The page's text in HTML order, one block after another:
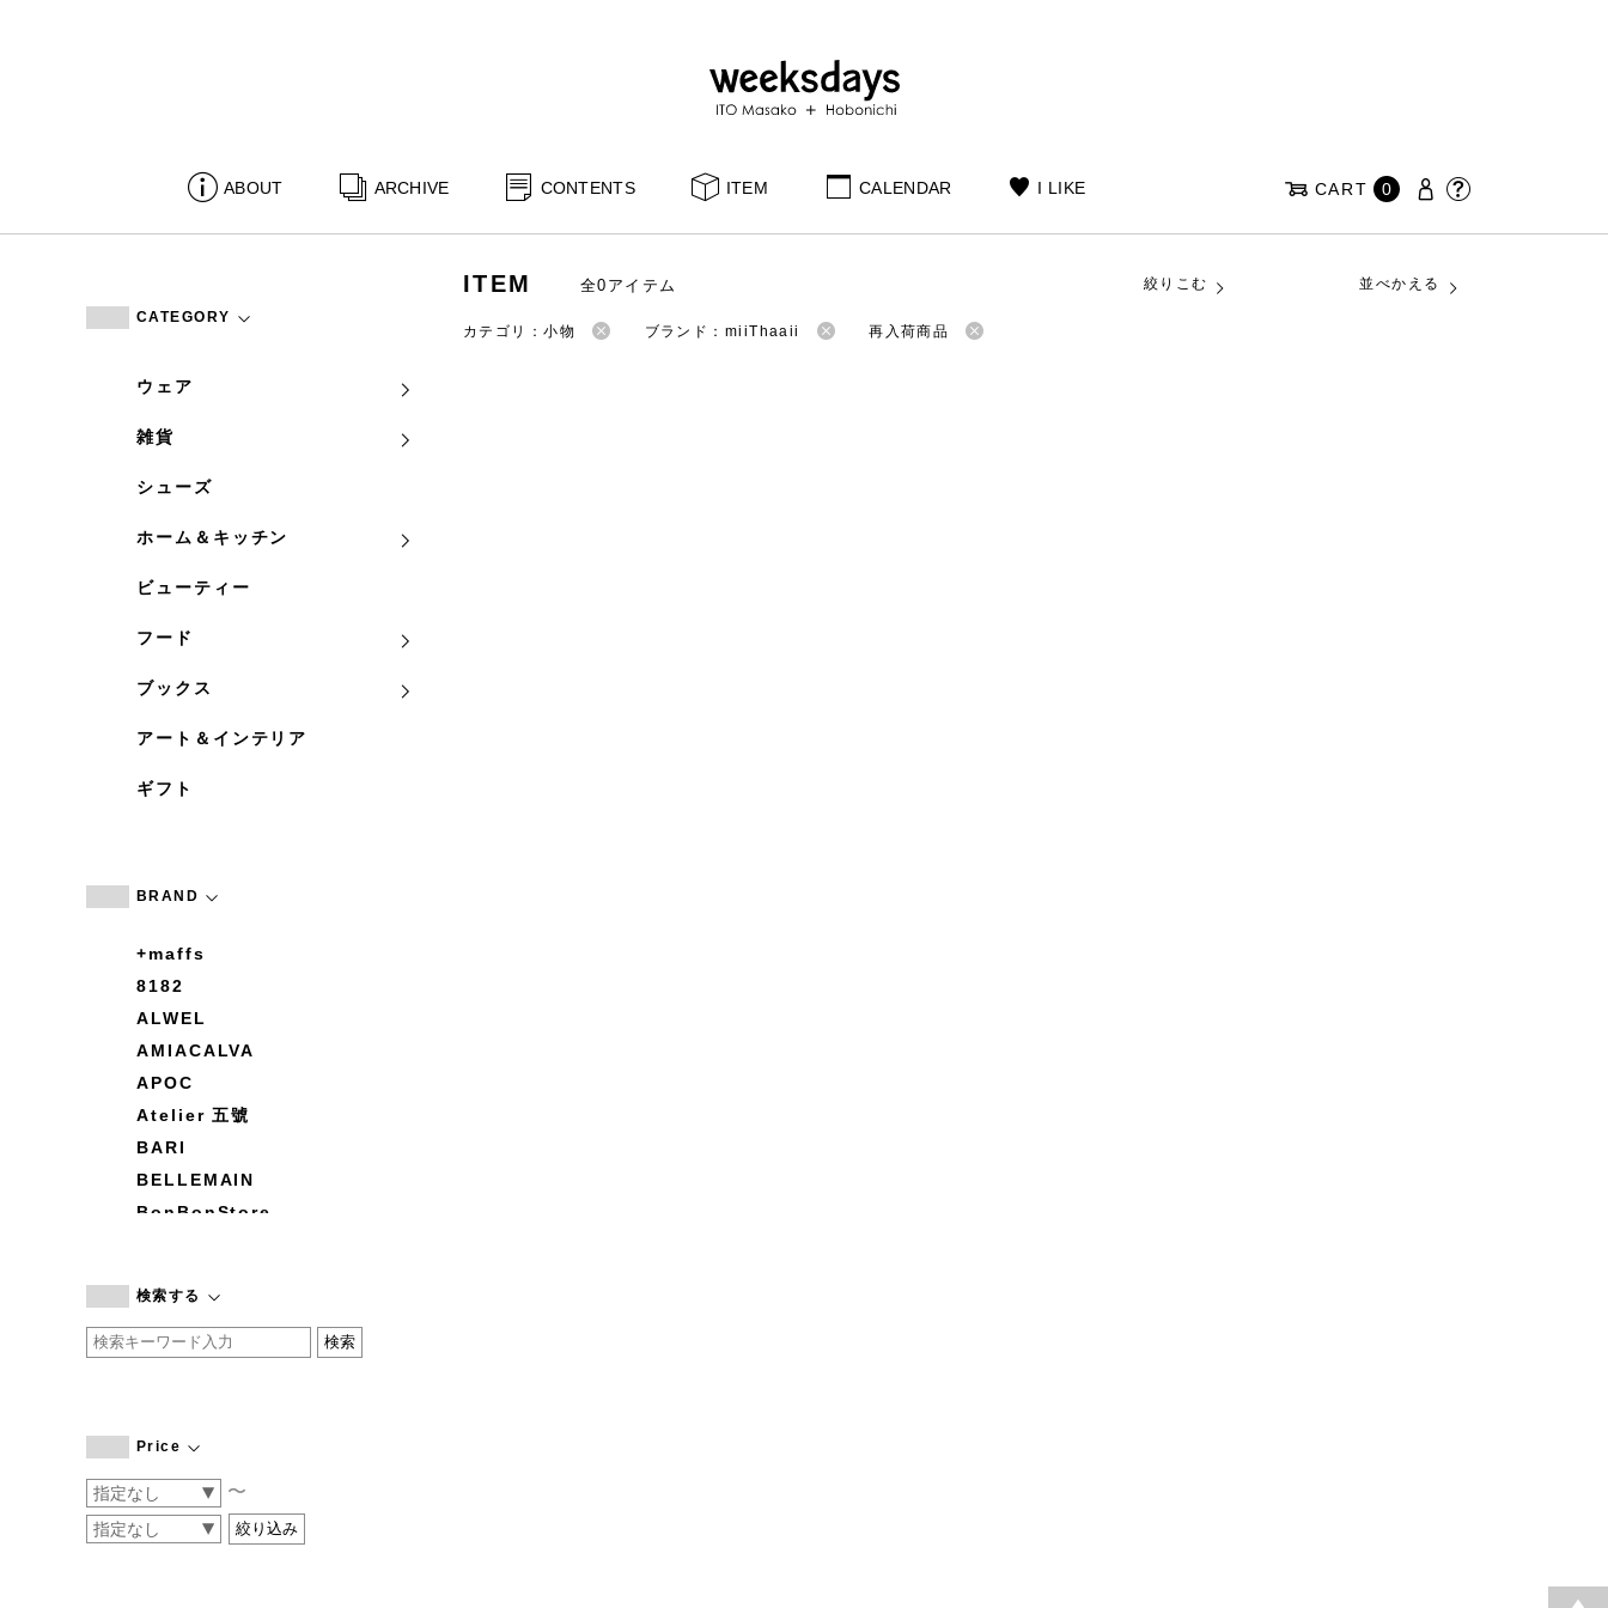
ABOUT ARCHIVE CONTENTS ITEM CALENDAR I LIKE CART 0
CATEGORY
ウェア
雑貨
シューズ
ホーム＆キッチン
ビューティー
フード
ブックス
アート＆インテリア
ギフト
BRAND
+maffs
8182
ALWEL
AMIACALVA
APOC
Atelier 五號
BARI
BELLEMAIN
BonBonStore
by basics
CATWORTH
COGTHEBIGSMOKE
CONVERSE
DEAN & DELUCA
検索する
Price
〜
ITEM 全0アイテム 絞りこむ 並べかえる
カテゴリ：小物 ブランド：miiThaaii 再入荷商品